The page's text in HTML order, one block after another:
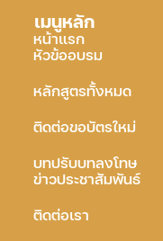
เมนูหลัก
หน้าแรก
หัวข้ออบรม
หลักสูตรทั้งหมด
ติดต่อขอบัตรใหม่
บทปรับบทลงโทษ
ข่าวประชาสัมพันธ์
ติดต่อเรา